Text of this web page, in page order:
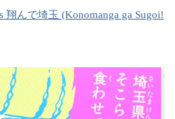
翔んで埼玉 (Konomanga ga Sugoi!